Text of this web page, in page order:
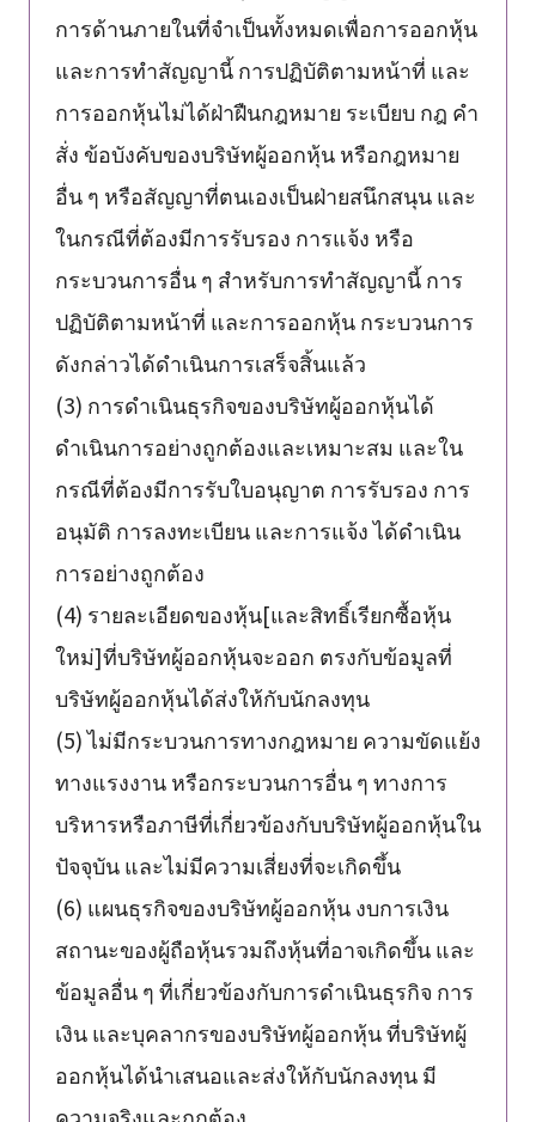
การด้านภายในที่จำเป็นทั้งหมดเพื่อการออกหุ้น
และการทำสัญญานี้ การปฏิบัติตามหน้าที่ และ
การออกหุ้นไม่ได้ฝ่าฝืนกฎหมาย ระเบียบ กฎ คำ
สั่ง ข้อบังคับของบริษัทผู้ออกหุ้น หรือกฎหมาย
อื่น ๆ หรือสัญญาที่ตนเองเป็นฝ่ายสนึกสนุน และ
ในกรณีที่ต้องมีการรับรอง การแจ้ง หรือ
กระบวนการอื่น ๆ สำหรับการทำสัญญานี้ การ
ปฏิบัติตามหน้าที่ และการออกหุ้น กระบวนการ
ดังกล่าวได้ดำเนินการเสร็จสิ้นแล้ว
(3) การดำเนินธุรกิจของบริษัทผู้ออกหุ้นได้
ดำเนินการอย่างถูกต้องและเหมาะสม และใน
กรณีที่ต้องมีการรับใบอนุญาต การรับรอง การ
อนุมัติ การลงทะเบียน และการแจ้ง ได้ดำเนิน
การอย่างถูกต้อง
(4) รายละเอียดของหุ้น[และสิทธิ์เรียกซื้อหุ้น
ใหม่]ที่บริษัทผู้ออกหุ้นจะออก ตรงกับข้อมูลที่
บริษัทผู้ออกหุ้นได้ส่งให้กับนักลงทุน
(5) ไม่มีกระบวนการทางกฎหมาย ความขัดแย้ง
ทางแรงงาน หรือกระบวนการอื่น ๆ ทางการ
บริหารหรือภาษีที่เกี่ยวข้องกับบริษัทผู้ออกหุ้นใน
ปัจจุบัน และไม่มีความเสี่ยงที่จะเกิดขึ้น
(6) แผนธุรกิจของบริษัทผู้ออกหุ้น งบการเงิน
สถานะของผู้ถือหุ้นรวมถึงหุ้นที่อาจเกิดขึ้น และ
ข้อมูลอื่น ๆ ที่เกี่ยวข้องกับการดำเนินธุรกิจ การ
เงิน และบุคลากรของบริษัทผู้ออกหุ้น ที่บริษัทผู้
ออกหุ้นได้นำเสนอและส่งให้กับนักลงทุน มี